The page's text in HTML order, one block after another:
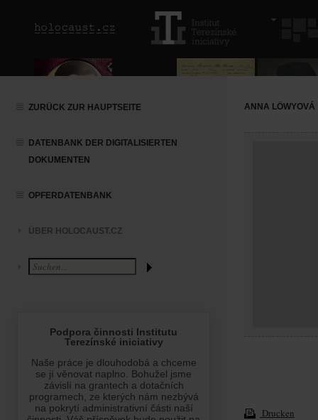
ZURÜCK ZUR HAUPTSEITE
DATENBANK DER DIGITALISIERTEN
DOKUMENTEN
OPFERDATENBANK
ÜBER HOLOCAUST.CZ
ANNA LÖWYOVÁ
Drucken